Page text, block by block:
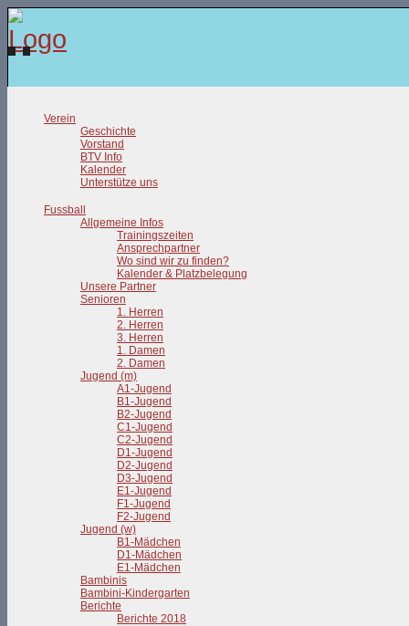
Verein
Geschichte
Vorstand
BTV Info
Kalender
Unterstütze uns
Fussball
Allgemeine Infos
Trainingszeiten
Ansprechpartner
Wo sind wir zu finden?
Kalender & Platzbelegung
Unsere Partner
Senioren
1. Herren
2. Herren
3. Herren
1. Damen
2. Damen
Jugend (m)
A1-Jugend
B1-Jugend
B2-Jugend
C1-Jugend
C2-Jugend
D1-Jugend
D2-Jugend
D3-Jugend
E1-Jugend
F1-Jugend
F2-Jugend
Jugend (w)
B1-Mädchen
D1-Mädchen
E1-Mädchen
Bambinis
Bambini-Kindergarten
Berichte
Berichte 2018